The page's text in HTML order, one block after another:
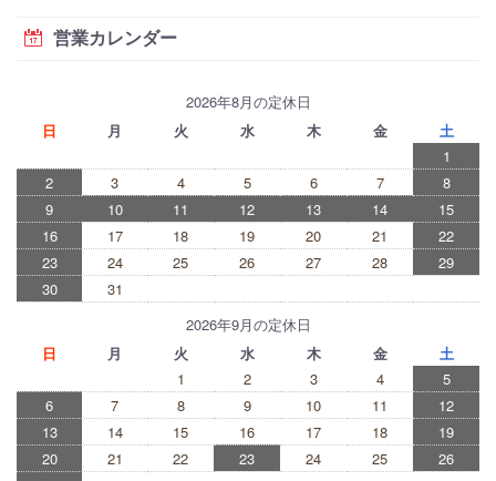
営業カレンダー
2026年8月の定休日
日
月 火 水 木 金
土
1
2
3 4 5 6 7
8
9
10 11 12 13 14
15
16
17 18 19 20 21
22
23
24 25 26 27 28
29
30
31
2026年9月の定休日
日
月 火 水 木 金
土
1
2 3 4
5
6
7 8 9 10 11
12
13
14 15 16 17 18
19
20
21 22 23 24 25
26